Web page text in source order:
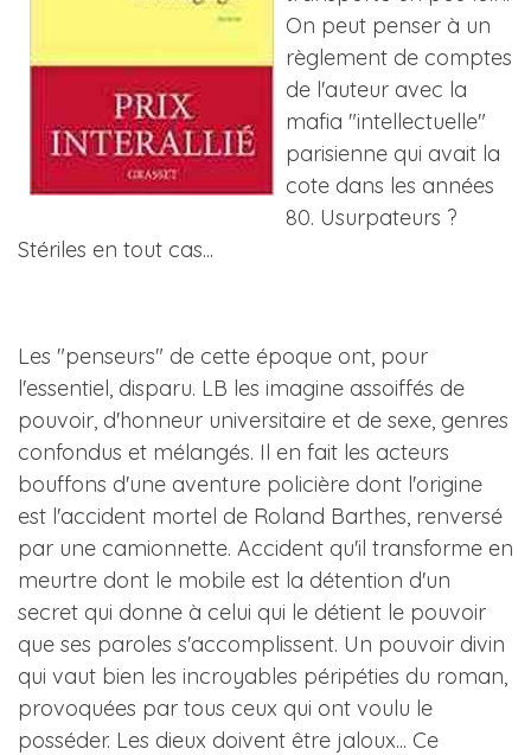
On peut penser à un
règlement de comptes
de l'auteur avec la
mafia "intellectuelle"
parisienne qui avait la
cote dans les années
80. Usurpateurs ?
Stériles en tout cas...
Les "penseurs" de cette époque ont, pour
l'essentiel, disparu. LB les imagine assoiffés de
pouvoir, d'honneur universitaire et de sexe, genres
confondus et mélangés. Il en fait les acteurs
bouffons d'une aventure policière dont l'origine
est l'accident mortel de Roland Barthes, renversé
par une camionnette. Accident qu'il transforme en
meurtre dont le mobile est la détention d'un
secret qui donne à celui qui le détient le pouvoir
que ses paroles s'accomplissent. Un pouvoir divin
qui vaut bien les incroyables péripéties du roman,
provoquées par tous ceux qui ont voulu le
posséder. Les dieux doivent être jaloux... Ce